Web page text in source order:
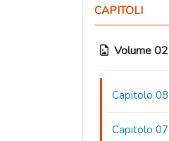
CAPITOLI
Volume 02
Capitolo 08
Capitolo 07